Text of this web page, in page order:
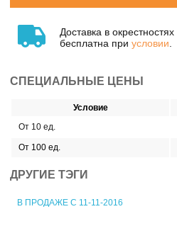
Доставка в окрестностях
бесплатна при условии
СПЕЦИАЛЬНЫЕ ЦЕНЫ
Условие
От 10 ед.
От 100 ед.
ДРУГИЕ ТЭГИ
В ПРОДАЖЕ С 11-11-2016